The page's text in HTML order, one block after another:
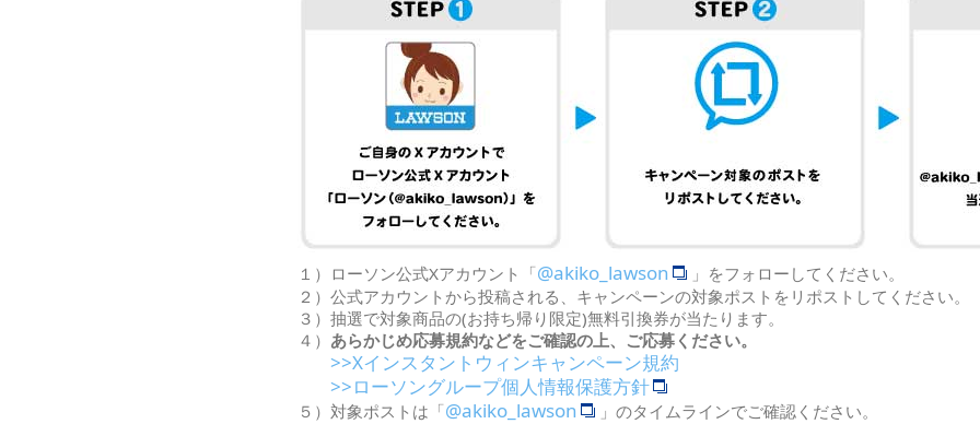
１）ローソン公式Xアカウント「@akiko_lawson
」をフォローしてください。
２）公式アカウントから投稿される、キャンペーンの対象ポストをリポストしてください。
３）抽選で対象商品の(お持ち帰り限定)無料引換券が当たります。
４） あらかじめ応募規約などをご確認の上、ご応募ください。
>>Xインスタントウィンキャンペーン規約
>>ローソングループ個人情報保護方針
５）対象ポストは「@akiko_lawson 」のタイムラインでご確認ください。